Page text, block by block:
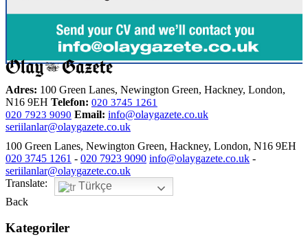
Adres: 100 Green Lanes, Newington Green, Hackney, London,
N16 9EH Telefon: 020 3745 1261
020 7923 9090 Email: info@olaygazete.co.uk
seriilanlar@olaygazete.co.uk
100 Green Lanes, Newington Green, Hackney, London, N16 9EH
020 3745 1261 - 020 7923 9090 info@olaygazete.co.uk -
seriilanlar@olaygazete.co.uk
Translate:
Türkçe
Back
Kategoriler